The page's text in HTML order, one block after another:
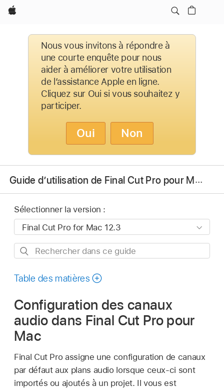
Apple
Nous vous invitons à répondre à
une courte enquête pour nous
aider à améliorer votre utilisation
de l’assistance Apple en ligne.
Cliquez sur Oui si vous souhaitez y
participer.
Oui Non
Guide d’utilisation de Final Cut Pro pour Mac
Sélectionner la version :
Rechercher
ce
Table des matières
Configuration des canaux
audio dans Final Cut Pro pour
Mac
Final Cut Pro assigne une configuration de canaux
par défaut aux plans audio lorsque ceux-ci sont
importés ou ajoutés à un projet. Il vous est